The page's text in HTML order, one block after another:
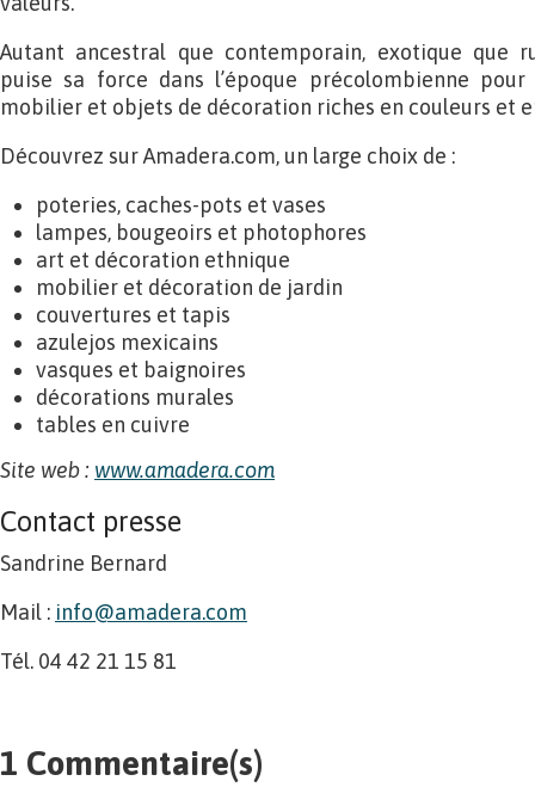
Autant ancestral que contemporain, exotique que
puise sa force dans l’époque précolombienne
mobilier et objets de décoration riches en couleurs et
Découvrez sur Amadera.com, un large choix de :
poteries, caches-pots et vases
lampes, bougeoirs et photophores
art et décoration ethnique
mobilier et décoration de jardin
couvertures et tapis
azulejos mexicains
vasques et baignoires
décorations murales
tables en cuivre
Site web : www.amadera.com
Contact presse
Sandrine Bernard
Mail : info@amadera.com
Tél. 04 42 21 15 81
1 Commentaire(s)